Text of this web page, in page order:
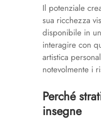
Il potenziale
sua ricchezza
disponibile in
interagire con
artistica
notevolmente i
Perché
insegne